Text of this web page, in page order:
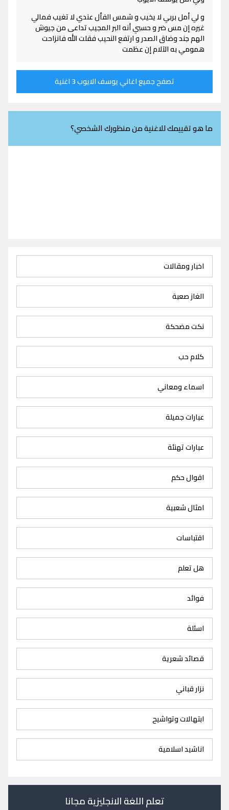
و لي أمل بربي لا يخيب و شمس الفأل عندي لا تغيب فمالي
غيره إن مس ضر و حسبي أنه البر المجيب تداعى من جيوش
الهم جند وضاق الصدر و ارتفع النحيب فقلت الله فانزاحت
همومي به الآلام إن عظمت
تصفح جميع اغاني يوسف الايوب 3 اغنية
ما هو تقييمك للاغنية من منظورك الشخصي؟
اخبار ومقالات
الغاز صعبة
نكت مضحكة
كلام حب
اسماء ومعاني
عبارات جميلة
عبارات تهنئة
اقوال حكم
امثال شعبية
اقتباسات
هل تعلم
فوائد
اسئلة
قصائد شعرية
نزار قباني
ابتهالات وتواشيح
اناشيد اسلامية
تعلم اللغة الانجليزية مجانا